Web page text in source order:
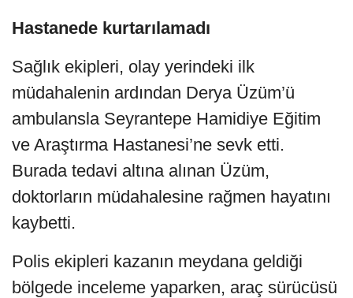
Hastanede kurtarılamadı
Sağlık ekipleri, olay yerindeki ilk
müdahalenin ardından Derya Üzüm’ü
ambulansla Seyrantepe Hamidiye Eğitim
ve Araştırma Hastanesi’ne sevk etti.
Burada tedavi altına alınan Üzüm,
doktorların müdahalesine rağmen hayatını
kaybetti.
Polis ekipleri kazanın meydana geldiği
bölgede inceleme yaparken, araç sürücüsü